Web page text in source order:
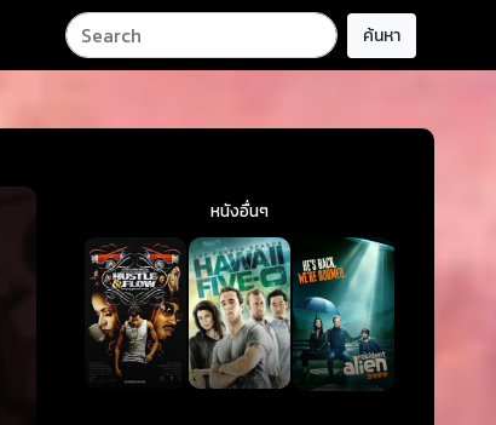
ค้นหา
หนังอื่นๆ